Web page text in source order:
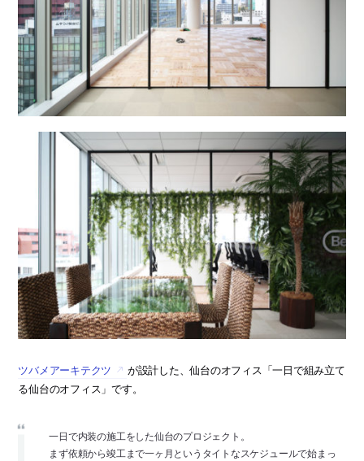
ツバメアーキテクツ
が設計した、仙台のオフィス「一日で組み立て
る仙台のオフィス」です。
一日で内装の施工をした仙台のプロジェクト。
まず依頼から竣工まで一ヶ月というタイトなスケジュールで始まっ